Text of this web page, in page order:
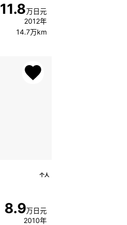
11.8万日元
2012年
14.7万km
8.9万日元
2010年
个人